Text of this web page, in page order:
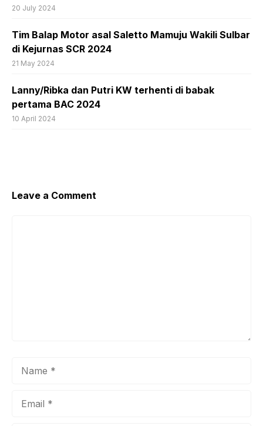
20 July 2024
Tim Balap Motor asal Saletto Mamuju Wakili Sulbar
di Kejurnas SCR 2024
21 May 2024
Lanny/Ribka dan Putri KW terhenti di babak
pertama BAC 2024
10 April 2024
Leave a Comment